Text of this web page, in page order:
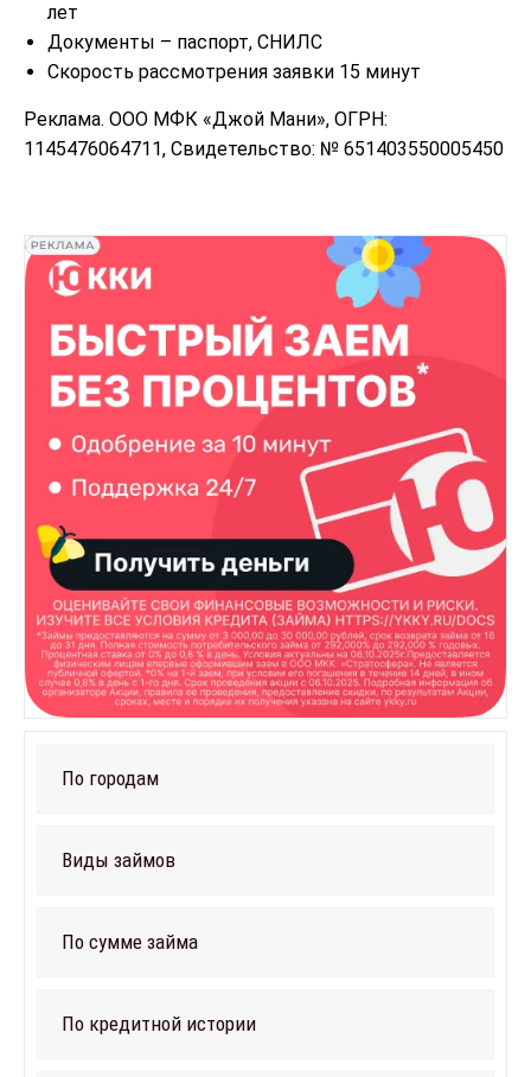
лет
Документы – паспорт, СНИЛС
Скорость рассмотрения заявки 15 минут
Реклама. ООО МФК «Джой Мани», ОГРН:
1145476064711, Свидетельство: № 651403550005450
По городам
Виды займов
По сумме займа
По кредитной истории